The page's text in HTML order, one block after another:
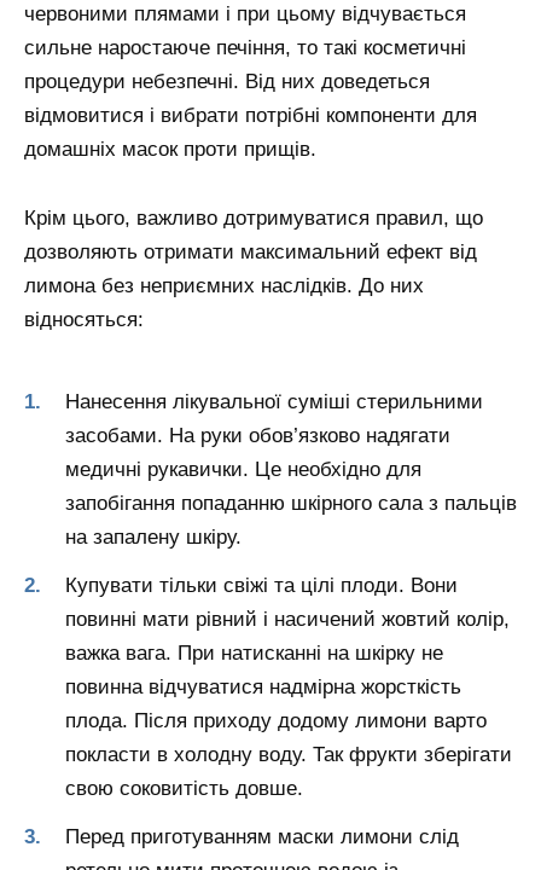
червоними плямами і при цьому відчувається
сильне наростаюче печіння, то такі косметичні
процедури небезпечні. Від них доведеться
відмовитися і вибрати потрібні компоненти для
домашніх масок проти прищів.
Крім цього, важливо дотримуватися правил, що
дозволяють отримати максимальний ефект від
лимона без неприємних наслідків. До них
відносяться:
Нанесення лікувальної суміші стерильними
засобами. На руки обов’язково надягати
медичні рукавички. Це необхідно для
запобігання попаданню шкірного сала з пальців
на запалену шкіру.
Купувати тільки свіжі та цілі плоди. Вони
повинні мати рівний і насичений жовтий колір,
важка вага. При натисканні на шкірку не
повинна відчуватися надмірна жорсткість
плода. Після приходу додому лимони варто
покласти в холодну воду. Так фрукти зберігати
свою соковитість довше.
Перед приготуванням маски лимони слід